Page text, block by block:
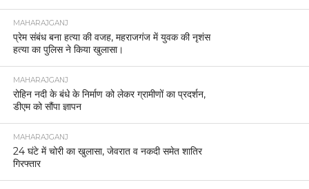
MAHARAJGANJ
प्रेम संबंध बना हत्या की वजह, महराजगंज में युवक की नृशंस
हत्या का पुलिस ने किया खुलासा।
MAHARAJGANJ
रोहिन नदी के बंधे के निर्माण को लेकर ग्रामीणों का प्रदर्शन,
डीएम को सौंपा ज्ञापन
MAHARAJGANJ
24 घंटे में चोरी का खुलासा, जेवरात व नकदी समेत शातिर
गिरफ्तार